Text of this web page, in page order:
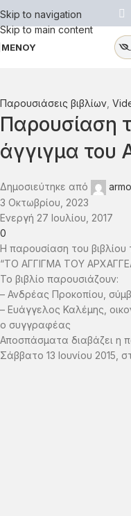
Skip to navigation
Skip to main content
ΜΕΝΟΥ
Παρουσιάσεις βιβλίων
Παρουσίαση
άγγιγμα του
Δημοσιεύτηκε από
3 Οκτωβρίου, 2023
Ενεργή 27 Ιουλίου, 2017
0
Η παρουσίαση του
“ΤΟ ΑΓΓΙΓΜΑ ΤΟΥ
Το βιβλίο παρουσιάζουν:
– Ανδρέας Προκοπίου,
– Ευάγγελος Καλέμης,
ο συγγραφέας
Αποσπάσματα διαβάζει η
Σάββατο 13 Ιουνίου 2015,